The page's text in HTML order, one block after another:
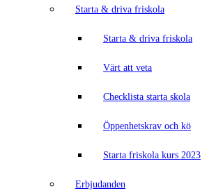
Starta & driva friskola
Starta & driva friskola
Värt att veta
Checklista starta skola
Öppenhetskrav och kö
Starta friskola kurs 2023
Erbjudanden